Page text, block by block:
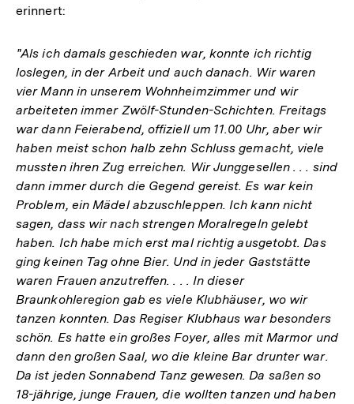
erinnert:
"Als ich damals geschieden war, konnte ich richtig
loslegen, in der Arbeit und auch danach. Wir waren
vier Mann in unserem Wohnheimzimmer und wir
arbeiteten immer Zwölf-Stunden-Schichten. Freitags
war dann Feierabend, offiziell um 11.00 Uhr, aber wir
haben meist schon halb zehn Schluss gemacht, viele
mussten ihren Zug erreichen. Wir Junggesellen . . . sind
dann immer durch die Gegend gereist. Es war kein
Problem, ein Mädel abzuschleppen. Ich kann nicht
sagen, dass wir nach strengen Moralregeln gelebt
haben. Ich habe mich erst mal richtig ausgetobt. Das
ging keinen Tag ohne Bier. Und in jeder Gaststätte
waren Frauen anzutreffen. . . . In dieser
Braunkohleregion gab es viele Klubhäuser, wo wir
tanzen konnten. Das Regiser Klubhaus war besonders
schön. Es hatte ein großes Foyer, alles mit Marmor und
dann den großen Saal, wo die kleine Bar drunter war.
Da ist jeden Sonnabend Tanz gewesen. Da saßen so
18-jährige, junge Frauen, die wollten tanzen und haben